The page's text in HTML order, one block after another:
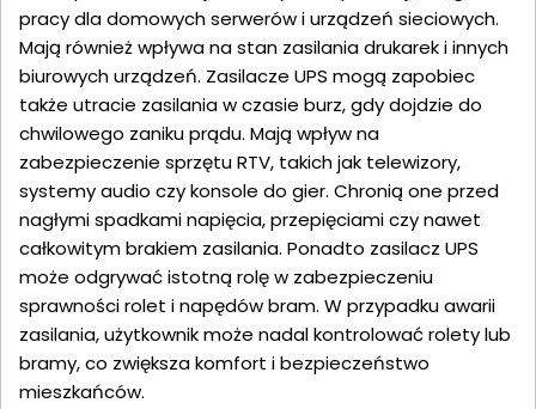
pracy dla domowych serwerów i urządzeń sieciowych.
Mają również wpływa na stan zasilania drukarek i innych
biurowych urządzeń. Zasilacze UPS mogą zapobiec
także utracie zasilania w czasie burz, gdy dojdzie do
chwilowego zaniku prądu. Mają wpływ na
zabezpieczenie sprzętu RTV, takich jak telewizory,
systemy audio czy konsole do gier. Chronią one przed
nagłymi spadkami napięcia, przepięciami czy nawet
całkowitym brakiem zasilania. Ponadto zasilacz UPS
może odgrywać istotną rolę w zabezpieczeniu
sprawności rolet i napędów bram. W przypadku awarii
zasilania, użytkownik może nadal kontrolować rolety lub
bramy, co zwiększa komfort i bezpieczeństwo
mieszkańców.